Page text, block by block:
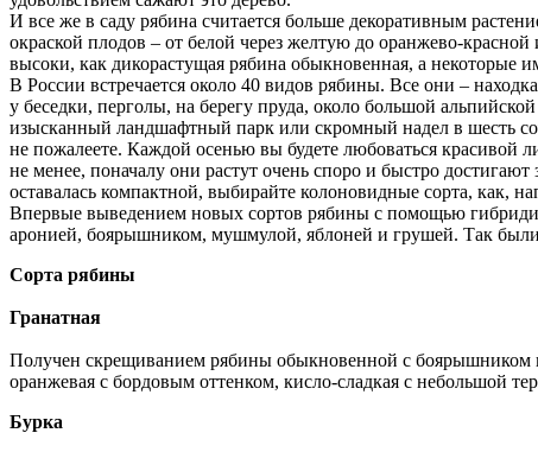
И все же в саду рябина считается больше декоративным
окраской плодов – от белой через желтую до оранжево-
высоки, как дикорастущая рябина обыкновенная, а некоторые
В России встречается около 40 видов рябины. Все они –
у беседки, перголы, на берегу пруда, около большой
изысканный ландшафтный парк или скромный надел в шесть
не пожалеете. Каждой осенью вы будете любоваться
не менее, поначалу они растут очень споро и быстро
оставалась компактной, выбирайте колоновидные сорта, как,
Впервые выведением новых сортов рябины с помощью
аронией, боярышником, мушмулой, яблоней и грушей. Так были
Сорта рябины
Гранатная
Получен скрещиванием рябины обыкновенной с боярышником
оранжевая с бордовым оттенком, кисло-сладкая с небольшой
Бурка